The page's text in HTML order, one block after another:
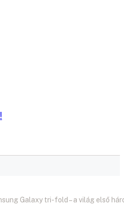
Galaxy tri-fold – a világ első